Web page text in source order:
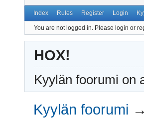
Index Rules Register Login
You are not logged in. Please login or
HOX!
Kyylän foorumi on
Kyylän foorumi →